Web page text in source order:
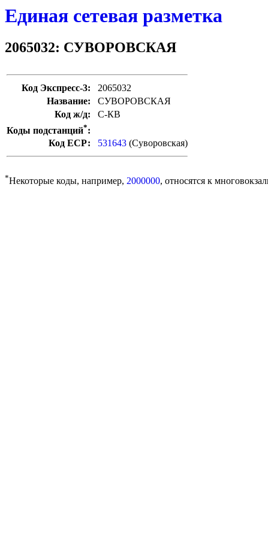
Единая сетевая разметка
2065032: СУВОРОВСКАЯ
Код Экспресс-3:
2065032
Название:
СУВОРОВСКАЯ
Код ж/д:
С-КВ
Коды подстанций*:
Код ЕСР:
531643 (Суворовская)
*Некоторые коды, например, 2000000, относятся к